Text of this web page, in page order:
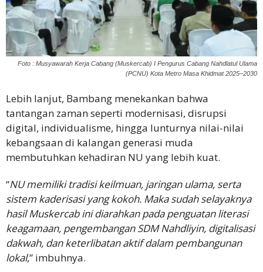
Foto : Musyawarah Kerja Cabang (Muskercab) I Pengurus Cabang Nahdlatul Ulama
(PCNU) Kota Metro Masa Khidmat 2025–2030
Lebih lanjut, Bambang menekankan bahwa
tantangan zaman seperti modernisasi, disrupsi
digital, individualisme, hingga lunturnya nilai-nilai
kebangsaan di kalangan generasi muda
membutuhkan kehadiran NU yang lebih kuat.
“NU memiliki tradisi keilmuan, jaringan ulama, serta
sistem kaderisasi yang kokoh. Maka sudah selayaknya
hasil Muskercab ini diarahkan pada penguatan literasi
keagamaan, pengembangan SDM Nahdliyin, digitalisasi
dakwah, dan keterlibatan aktif dalam pembangunan
lokal,” imbuhnya.